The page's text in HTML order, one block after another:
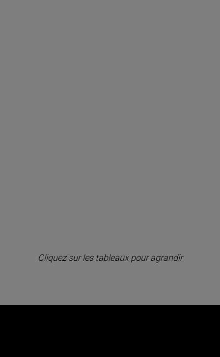
Cliquez sur les tableaux pour agrandir